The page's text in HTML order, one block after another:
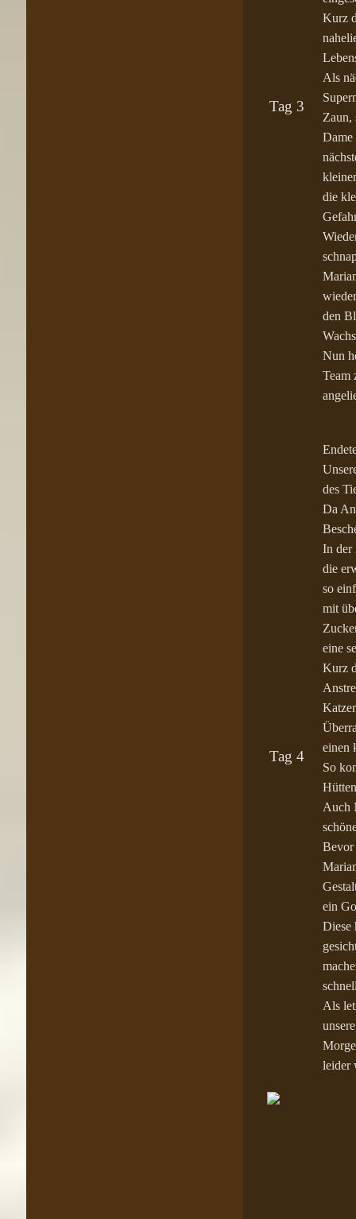
Tag 3
Kurz
Als
Zaun,
Dame
die
den
Nun
Team
Tag 4
des
Da
In der
die
so
mit
eine
Kurz
einen
So
Auch
Bevor
ein
Diese
Als
leider